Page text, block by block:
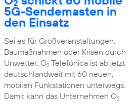
2
5G-Sendemasten in
den Einsatz
Sei es für Großveranstaltungen,
Baumaßnahmen oder Krisen durch
Unwetter: O2Telefónica ist ab jetzt
deutschlandweit mit 60 neuen,
mobilen Funkstationen unterwegs.
Damit kann das Unternehmen O2